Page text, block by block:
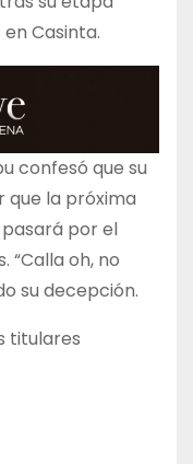
Casinta.
confesó que su
que la próxima
por el
“Calla oh, no
su decepción.
titulares